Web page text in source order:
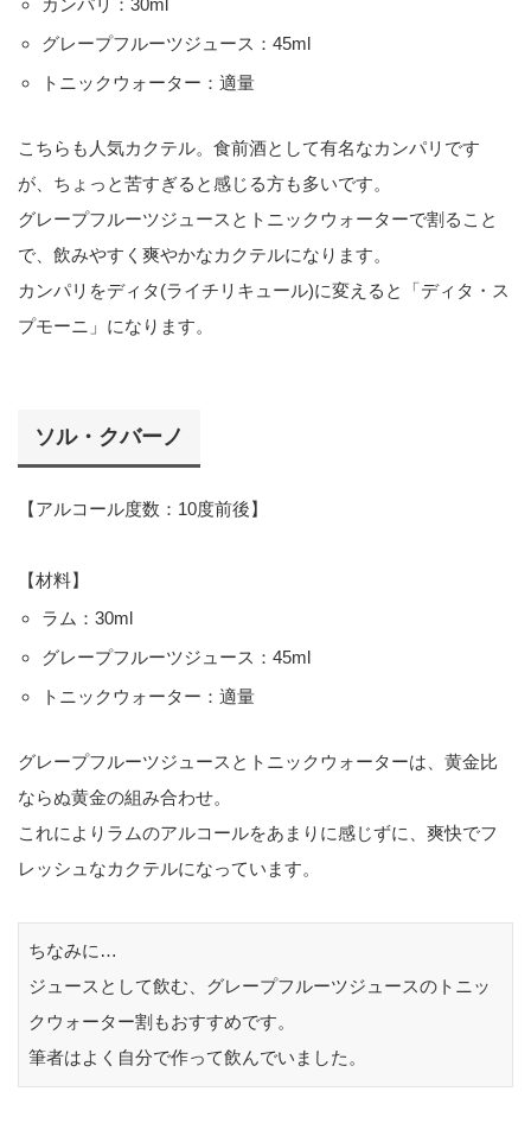
カンパリ：30ml
グレープフルーツジュース：45ml
トニックウォーター：適量
こちらも人気カクテル。食前酒として有名なカンパリです
が、ちょっと苦すぎると感じる方も多いです。
グレープフルーツジュースとトニックウォーターで割ること
で、飲みやすく爽やかなカクテルになります。
カンパリをディタ(ライチリキュール)に変えると「ディタ・ス
プモーニ」になります。
ソル・クバーノ
【アルコール度数：10度前後】
【材料】
ラム：30ml
グレープフルーツジュース：45ml
トニックウォーター：適量
グレープフルーツジュースとトニックウォーターは、黄金比
ならぬ黄金の組み合わせ。
これによりラムのアルコールをあまりに感じずに、爽快でフ
レッシュなカクテルになっています。
ちなみに…
ジュースとして飲む、グレープフルーツジュースのトニッ
クウォーター割もおすすめです。
筆者はよく自分で作って飲んでいました。